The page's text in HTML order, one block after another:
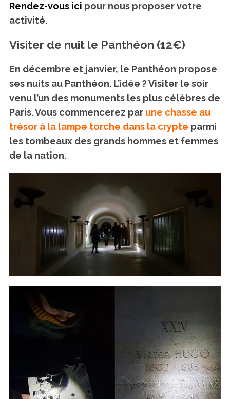
Rendez-vous ici pour nous proposer votre
activité.
Visiter de nuit le Panthéon (12€)
En décembre et janvier, le Panthéon propose
ses nuits au Panthéon. L’idée ? Visiter le soir
venu l’un des monuments les plus célèbres de
Paris. Vous commencerez parune chasse au
trésor à la lampe torche dans la crypte parmi
les tombeaux des grands hommes et femmes
de la nation.
e
r